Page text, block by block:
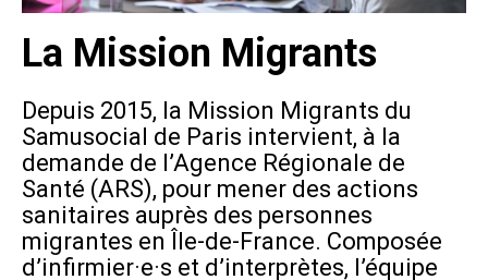
La Mission Migrants
Depuis 2015, la Mission Migrants du
Samusocial de Paris intervient, à la
demande de l’Agence Régionale de
Santé (ARS), pour mener des actions
sanitaires auprès des personnes
migrantes en Île-de-France. Composée
d’infirmier·e·s et d’interprètes, l’équipe